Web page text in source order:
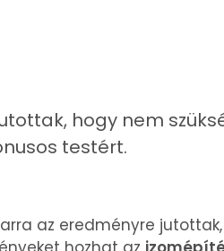
hogy nem
testért.
az eredményre